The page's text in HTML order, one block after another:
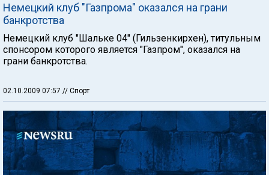
Немецкий клуб "Газпрома" оказался на грани
банкротства
Немецкий клуб "Шальке 04" (Гильзенкирхен), титульным
спонсором которого является "Газпром", оказался на
грани банкротства.
02.10.2009 07:57 // Спорт